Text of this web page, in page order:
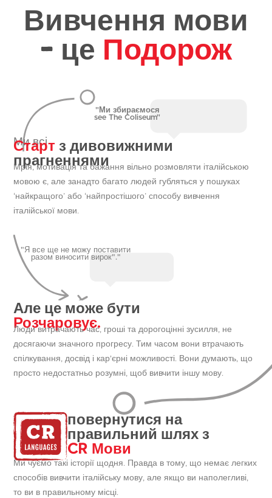
Вивчення мови
- це Подорож
"Ми збираємося
see The Coliseum"
Ми всі
Старт з дивовижними
прагненнями
Мрія, мотивація та бажання вільно розмовляти італійською
мовою є, але занадто багато людей губляться у пошуках
‘найкращого’ або ‘найпростішого’ способу вивчення
італійської мови.
"Я все ще не можу поставити
разом виносити вирок"."
Але це може бути
Розчаровує.
Люди витрачають час, гроші та дорогоцінні зусилля, не
досягаючи значного прогресу. Тим часом вони втрачають
спілкування, досвід і кар'єрні можливості. Вони думають, що
просто недостатньо розумні, щоб вивчити іншу мову.
повернутися на
правильний шлях з
CR Мови
Ми чуємо такі історії щодня. Правда в тому, що немає легких
способів вивчити італійську мову, але якщо ви наполегливі,
то ви в правильному місці.